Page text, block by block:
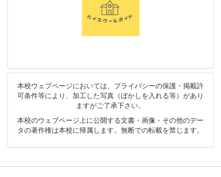
本校ウェブページにおいては、プライバシーの保護・掲載許
可条件等により、加工した写真（ぼかしを入れる等）があり
ますがご了承下さい。
本校のウェブページ上に公開する文書・画像・その他のデー
タの著作権は本校に帰属します。無断での転載を禁じます。